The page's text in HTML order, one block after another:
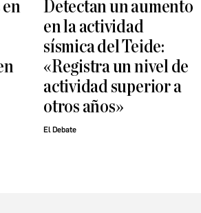
Detectan un aumento
en la actividad
sísmica del Teide:
«Registra un nivel de
actividad superior a
otros años»
El Debate